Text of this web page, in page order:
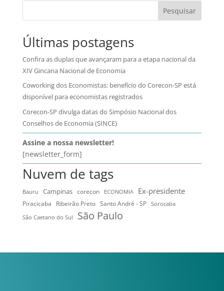
Pesquisar
Últimas postagens
Confira as duplas que avançaram para a etapa nacional da
XIV Gincana Nacional de Economia
Coworking dos Economistas: benefício do Corecon-SP está
disponível para economistas registrados
Corecon-SP divulga datas do Simpósio Nacional dos
Conselhos de Economia (SINCE)
Assine a nossa newsletter!
[newsletter_form]
Nuvem de tags
Bauru Campinas corecon ECONOMIA Ex-presidente
Piracicaba Ribeirão Preto Santo André - SP
Sorocaba
São Caetano do Sul
São Paulo